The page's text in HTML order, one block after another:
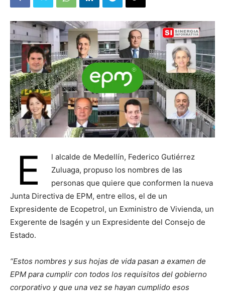
E
l alcalde de Medellín, Federico Gutiérrez
Zuluaga, propuso los nombres de las
personas que quiere que conformen la nueva
Junta Directiva de EPM, entre ellos, el de un
Expresidente de Ecopetrol, un Exministro de Vivienda, un
Exgerente de Isagén y un Expresidente del Consejo de
Estado.
“Estos nombres y sus hojas de vida pasan a examen de
EPM para cumplir con todos los requisitos del gobierno
corporativo y que una vez se hayan cumplido esos